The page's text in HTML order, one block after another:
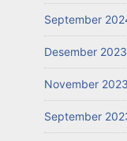
September
Desember 2023
November 2023
September